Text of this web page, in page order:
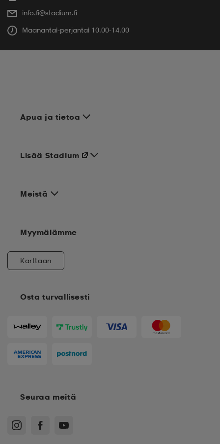
info.fi@stadium.fi
Maanantai-perjantai 10.00-14.00
Apua ja tietoa
Meistä
Osta turvallisesti
Lisää Stadium
Myymälämme
Karttaan
Seuraa meitä